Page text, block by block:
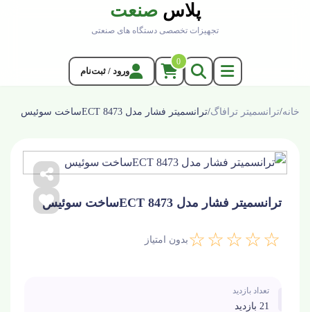
پلاس صنعت
تجهیزات تخصصی دستگاه های صنعتی
0
ورود / ثبت‌نام
خانه/ترانسمیتر ترافاگ/ترانسمیتر فشار مدل ECT 8473ساخت سوئیس
ترانسمیتر فشار مدل ECT 8473ساخت سوئیس
☆☆☆☆☆ بدون امتیاز
تعداد بازدید
21 بازدید